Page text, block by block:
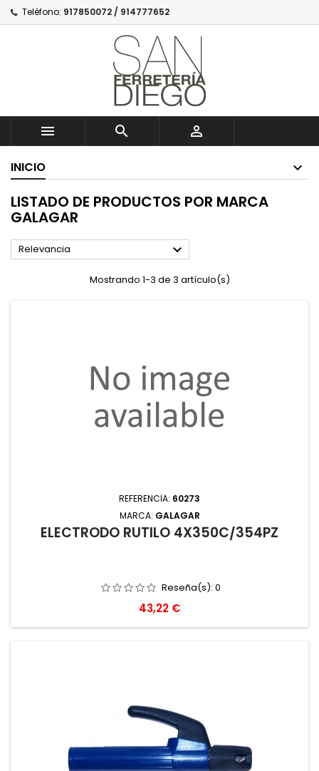
Teléfono: 917850072 / 914777652
  
INICIO
LISTADO DE PRODUCTOS POR MARCA
GALAGAR
Relevancia 
Mostrando 1-3 de 3 artículo(s)
REFERENCIA: 60273
MARCA: GALAGAR
ELECTRODO RUTILO 4X350C/354PZ
Reseña(s): 0
Precio
43,22 €